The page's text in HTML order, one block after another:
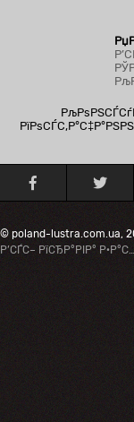
© poland-lustra.com.ua,
Р’СЃС– РїСЂР°РІР°